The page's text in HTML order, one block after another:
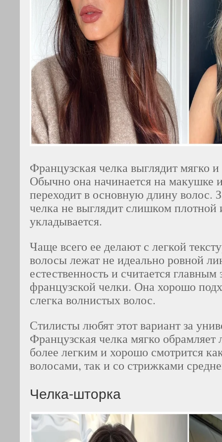
Французская челка выглядит мягко
Обычно она начинается на макушке
переходит в основную длину волос.
челка не выглядит слишком плотной
укладывается.
Чаще всего ее делают с легкой
волосы лежат не идеально ровной
естественность и считается
французской челки. Она хорошо
слегка волнистых волос.
Стилисты любят этот вариант за
Французская челка мягко обрамляет
более легким и хорошо смотрится
волосами, так и со стрижками
Челка-шторка